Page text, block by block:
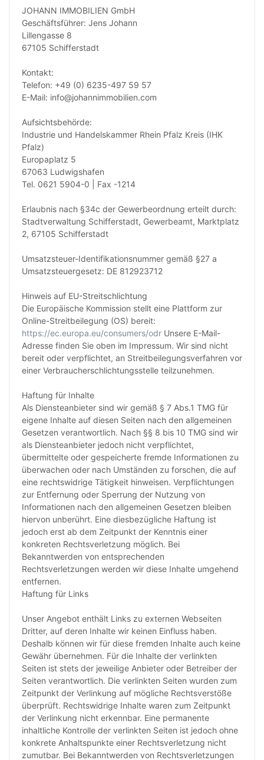
JOHANN IMMOBILIEN GmbH
Geschäftsführer: Jens Johann
Lillengasse 8
67105 Schifferstadt
Kontakt:
Telefon: +49 (0) 6235-497 59 57
E-Mail: info@johannimmobilien.com
Aufsichtsbehörde:
Industrie und Handelskammer Rhein Pfalz Kreis (IHK
Pfalz)
Europaplatz 5
67063 Ludwigshafen
Tel. 0621 5904-0 | Fax -1214
Erlaubnis nach §34c der Gewerbeordnung erteilt durch:
Stadtverwaltung Schifferstadt, Gewerbeamt, Marktplatz
2, 67105 Schifferstadt
Umsatzsteuer-Identifikationsnummer gemäß §27 a
Umsatzsteuergesetz: DE 812923712
Hinweis auf EU-Streitschlichtung
Die Europäische Kommission stellt eine Plattform zur
Online-Streitbeilegung (OS) bereit:
https://ec.europa.eu/consumers/odr Unsere E-Mail-
Adresse finden Sie oben im Impressum. Wir sind nicht
bereit oder verpflichtet, an Streitbeilegungsverfahren vor
einer Verbraucherschlichtungsstelle teilzunehmen.
Haftung für Inhalte
Als Diensteanbieter sind wir gemäß § 7 Abs.1 TMG für
eigene Inhalte auf diesen Seiten nach den allgemeinen
Gesetzen verantwortlich. Nach §§ 8 bis 10 TMG sind wir
als Diensteanbieter jedoch nicht verpflichtet,
übermittelte oder gespeicherte fremde Informationen zu
überwachen oder nach Umständen zu forschen, die auf
eine rechtswidrige Tätigkeit hinweisen. Verpflichtungen
zur Entfernung oder Sperrung der Nutzung von
Informationen nach den allgemeinen Gesetzen bleiben
hiervon unberührt. Eine diesbezügliche Haftung ist
jedoch erst ab dem Zeitpunkt der Kenntnis einer
konkreten Rechtsverletzung möglich. Bei
Bekanntwerden von entsprechenden
Rechtsverletzungen werden wir diese Inhalte umgehend
entfernen.
Haftung für Links
Unser Angebot enthält Links zu externen Webseiten
Dritter, auf deren Inhalte wir keinen Einfluss haben.
Deshalb können wir für diese fremden Inhalte auch keine
Gewähr übernehmen. Für die Inhalte der verlinkten
Seiten ist stets der jeweilige Anbieter oder Betreiber der
Seiten verantwortlich. Die verlinkten Seiten wurden zum
Zeitpunkt der Verlinkung auf mögliche Rechtsverstöße
überprüft. Rechtswidrige Inhalte waren zum Zeitpunkt
der Verlinkung nicht erkennbar. Eine permanente
inhaltliche Kontrolle der verlinkten Seiten ist jedoch ohne
konkrete Anhaltspunkte einer Rechtsverletzung nicht
zumutbar. Bei Bekanntwerden von Rechtsverletzungen